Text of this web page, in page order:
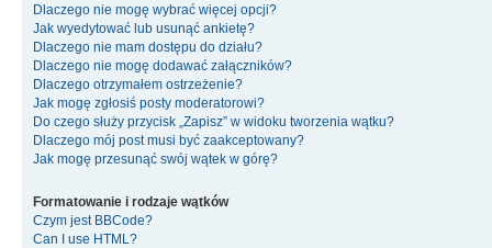
Dlaczego nie mogę wybrać więcej opcji?
Jak wyedytować lub usunąć ankietę?
Dlaczego nie mam dostępu do działu?
Dlaczego nie mogę dodawać załączników?
Dlaczego otrzymałem ostrzeżenie?
Jak mogę zgłosiś posty moderatorowi?
Do czego służy przycisk „Zapisz” w widoku tworzenia wątku?
Dlaczego mój post musi być zaakceptowany?
Jak mogę przesunąć swój wątek w górę?
Formatowanie i rodzaje wątków
Czym jest BBCode?
Can I use HTML?